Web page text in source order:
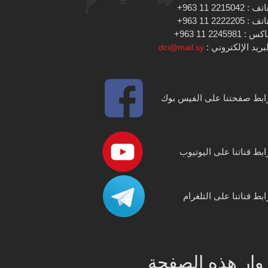
: 2215042 11 963+
: 2222205 11 963+
: 2245981 11 963+
الإلكتروني : dci@mail.sy
صفحتنا على الفيس بوك
قناتنا على اليوتيوب
قناتنا على التلغرام
هذه الصفحة